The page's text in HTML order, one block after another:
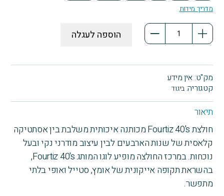
מדריך מידות
כמות
דגם
1940S
כותנה
הוספה לעגלה
תיאור
חולצת Fourtiz 40's מכותנה איכותית משלבת בין אסתטיקה
קלאסית של שנות הארבעים לבין עיצוב מודרני נקי ובעל
נוכחות. במרכז החולצה מופיע לוגו המותג Fourtiz 40's,
בהשראת תקופה אייקונית של אומץ, סטייל ואופי בלתי
מתפשר.
מק"ט: אין מידע
קטגוריה: ביגוד